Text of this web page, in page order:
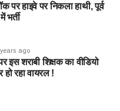
पर हाइवे पर निकला हाथी, पूर्व
ago
इस शराबी शिक्षक का वीडियो
रहा वायरल !